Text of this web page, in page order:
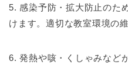
5. 感染予防・拡大防止のた
けます。適切な教室環境の
6. 発熱や咳・くしゃみなど